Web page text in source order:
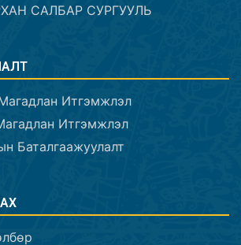
САЛБАР СУРГУУЛЬ
Итгэмжлэл
Итгэмжлэл
Баталгаажуулалт